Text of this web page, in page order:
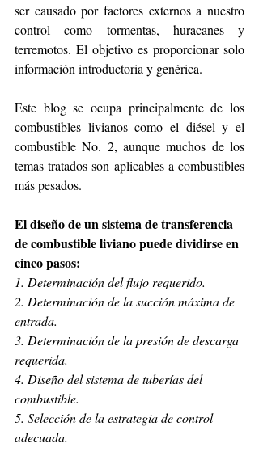
ser causado por factores externos a nuestro
control como tormentas, huracanes y
terremotos. El objetivo es proporcionar solo
información introductoria y genérica.
Este blog se ocupa principalmente de los
combustibles livianos como el diésel y el
combustible No. 2, aunque muchos de los
temas tratados son aplicables a combustibles
más pesados.
El diseño de un sistema de transferencia
de combustible liviano puede dividirse en
cinco pasos:
1. Determinación del flujo requerido.
2. Determinación de la succión máxima de
entrada.
3. Determinación de la presión de descarga
requerida.
4. Diseño del sistema de tuberías del
combustible.
5. Selección de la estrategia de control
adecuada.